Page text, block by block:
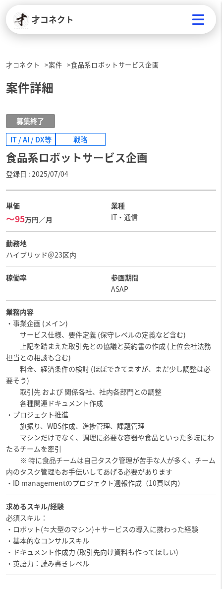
才コネクト
才コネクト 案件 食品系ロボットサービス企画
案件詳細
募集終了
IT / AI / DX等
戦略
食品系ロボットサービス企画
登録日 2025/07/04
単価
〜95万円／月
業種
IT・通信
勤務地
ハイブリッド＠23区内
稼働率
参画期間
ASAP
業務内容
・事業企画 (メイン)
サービス仕様、要件定義 (保守レベルの定義など含む)
上記を踏まえた取引先との協議と契約書の作成 (上位会社法務
担当との相談も含む)
料金、経済条件の検討 (ほぼできてますが、まだ少し調整は必
要そう)
取引先 および 関係各社、社内各部門との調整
各種関連ドキュメント作成
・プロジェクト推進
旗振り、WBS作成、進捗管理、課題管理
マシンだけでなく、調理に必要な容器や食品といった多岐にわ
たるチームを牽引
※ 特に食品チームは自己タスク管理が苦手な人が多く、チーム
内のタスク管理もお手伝いしてあげる必要があります
・ID managementのプロジェクト週報作成（10頁以内）
求めるスキル/経験
必須スキル：
・ロボット(≒大型のマシン)＋サービスの導入に携わった経験
・基本的なコンサルスキル
・ドキュメント作成力 (取引先向け資料も作ってほしい)
・英語力：読み書きレベル